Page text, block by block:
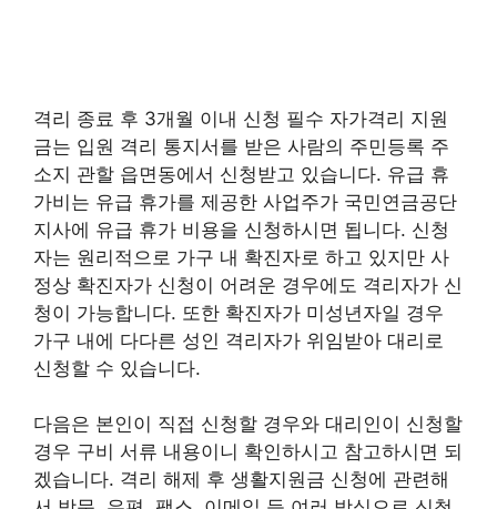
격리 종료 후 3개월 이내 신청 필수 자가격리 지원
금는 입원 격리 통지서를 받은 사람의 주민등록 주
소지 관할 읍면동에서 신청받고 있습니다. 유급 휴
가비는 유급 휴가를 제공한 사업주가 국민연금공단
지사에 유급 휴가 비용을 신청하시면 됩니다. 신청
자는 원리적으로 가구 내 확진자로 하고 있지만 사
정상 확진자가 신청이 어려운 경우에도 격리자가 신
청이 가능합니다. 또한 확진자가 미성년자일 경우
가구 내에 다다른 성인 격리자가 위임받아 대리로
신청할 수 있습니다.
다음은 본인이 직접 신청할 경우와 대리인이 신청할
경우 구비 서류 내용이니 확인하시고 참고하시면 되
겠습니다. 격리 해제 후 생활지원금 신청에 관련해